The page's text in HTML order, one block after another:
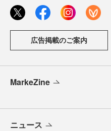
広告掲載のご案内
MarkeZine
ニュース